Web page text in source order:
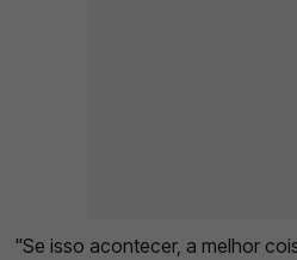
"Se isso acontecer, a melhor